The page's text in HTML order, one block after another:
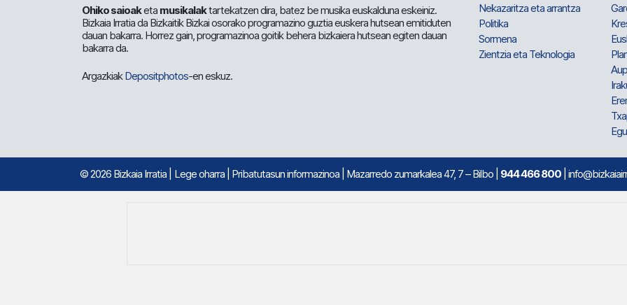
Ohiko saioaketa musikalaktartekatzen dira, batez be musika euskalduna eskeiniz.
Bizkaia Irratia da Bizkaitik Bizkai osorako programazino guztia euskera hutsean emitiduten
dauan bakarra. Horrez gain, programazinoa goitik behera bizkaiera hutsean egiten dauan
bakarra da.
ArgazkiakDepositphotos-en eskuz.
Nekazaritza eta arrantza
Politika
Sormena
Zientzia eta Teknologia
© 2026 Bizkaia Irratia Lege oharra Pribatutasun informazinoa | Mazarredo zumarkalea 47, 7 – Bilbo | 944 466 800 |